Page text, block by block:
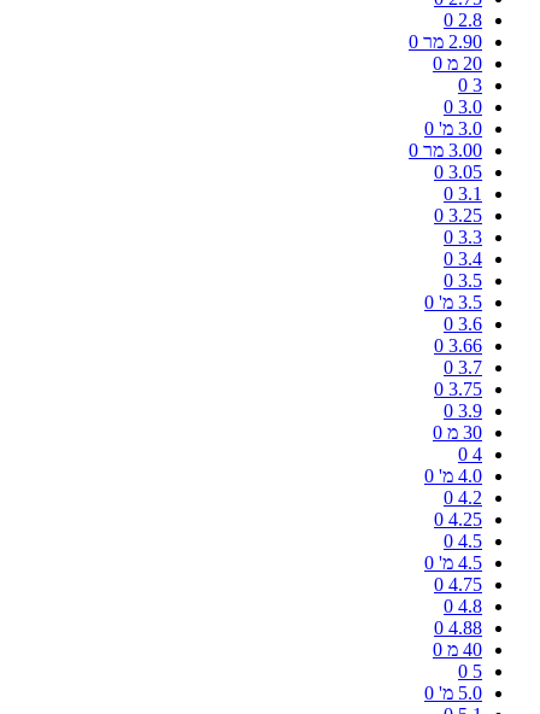
2.8
0
2.90 מר
0
20 מ
0
3
0
3.0
0
3.0 מ'
0
3.00 מר
0
3.05
0
3.1
0
3.25
0
3.3
0
3.4
0
3.5
0
3.5 מ'
0
3.6
0
3.66
0
3.7
0
3.75
0
3.9
0
30 מ
0
4
0
4.0 מ'
0
4.2
0
4.25
0
4.5
0
4.5 מ'
0
4.75
0
4.8
0
4.88
0
40 מ
0
5
0
5.0 מ'
0